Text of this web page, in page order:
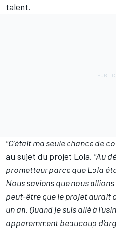
talent.
"C'était ma seule chance de
au sujet du projet Lola. "Au
prometteur parce que Lola
Nous savions que nous
peut-être que le projet aurait
un an. Quand je suis allé à
apparemment beaucoup